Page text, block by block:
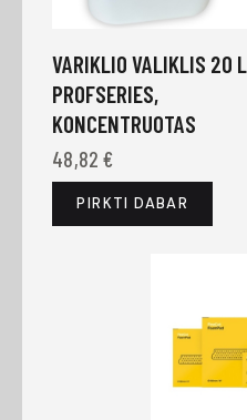
VARIKLIO VALIKLIS 20 L
PROFSERIES,
KONCENTRUOTAS
48,82 €
PIRKTI DABAR